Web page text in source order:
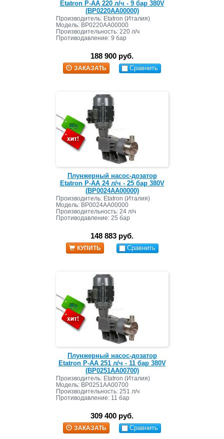
Etatron P-AA 220 л/ч - 9 бар 380V
(BP0220AA00000)
Производитель: Etatron (Италия)
Модель: BP0220AA00000
Производительность: 220 л/ч
Противодавление: 9 бар
188 900 руб.
ЗАКАЗАТЬ Сравнить
Плунжерный насос-дозатор
Etatron P-AA 24 л/ч - 25 бар 380V
(BP0024AA00000)
Производитель: Etatron (Италия)
Модель: BP0024AA00000
Производительность: 24 л/ч
Противодавление: 25 бар
148 883 руб.
КУПИТЬ Сравнить
Плунжерный насос-дозатор
Etatron P-AA 251 л/ч - 11 бар 380V
(BP0251AA00700)
Производитель: Etatron (Италия)
Модель: BP0251AA00700
Производительность: 251 л/ч
Противодавление: 11 бар
309 400 руб.
ЗАКАЗАТЬ Сравнить